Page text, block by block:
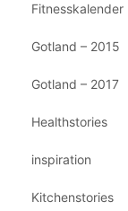
Fitnesskalender
Gotland – 2015
Gotland – 2017
Healthstories
inspiration
Kitchenstories